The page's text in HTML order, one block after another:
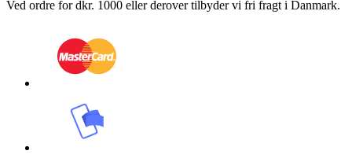
Ved ordre for dkr. 1000 eller derover tilbyder vi fri fragt i Danmark.